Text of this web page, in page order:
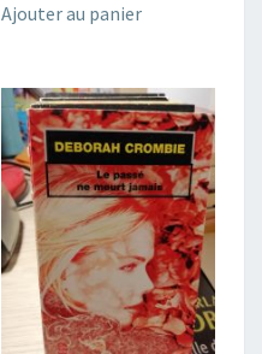
Ajouter au panier